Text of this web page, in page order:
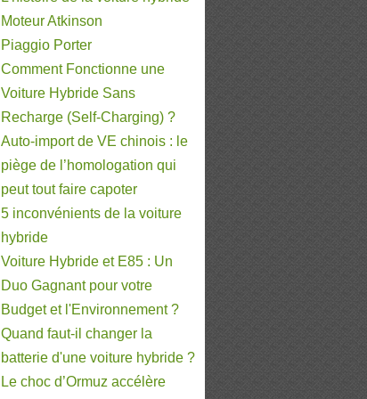
Moteur Atkinson
Piaggio Porter
Comment Fonctionne une
Voiture Hybride Sans
Recharge (Self-Charging) ?
Auto-import de VE chinois : le
piège de l’homologation qui
peut tout faire capoter
5 inconvénients de la voiture
hybride
Voiture Hybride et E85 : Un
Duo Gagnant pour votre
Budget et l'Environnement ?
Quand faut-il changer la
batterie d'une voiture hybride ?
Le choc d’Ormuz accélère